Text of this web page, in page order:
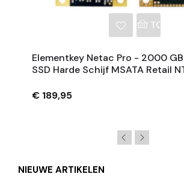
Elementkey Netac Pro - 2000 GB
SSD Harde Schijf MSATA Retail
€ 189,95
NIEUWE ARTIKELEN